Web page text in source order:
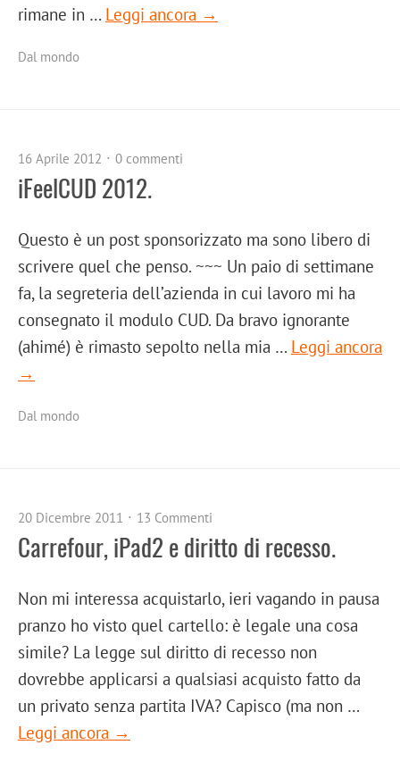
rimane in … Leggi ancora →
Dal mondo
16 Aprile 2012 0 commenti
iFeelCUD 2012.
Questo è un post sponsorizzato ma sono libero di
scrivere quel che penso. ~~~ Un paio di settimane
fa, la segreteria dell’azienda in cui lavoro mi ha
consegnato il modulo CUD. Da bravo ignorante
(ahimé) è rimasto sepolto nella mia … Leggi ancora
→
Dal mondo
20 Dicembre 2011 13 Commenti
Carrefour, iPad2 e diritto di recesso.
Non mi interessa acquistarlo, ieri vagando in pausa
pranzo ho visto quel cartello: è legale una cosa
simile? La legge sul diritto di recesso non
dovrebbe applicarsi a qualsiasi acquisto fatto da
un privato senza partita IVA? Capisco (ma non …
Leggi ancora →